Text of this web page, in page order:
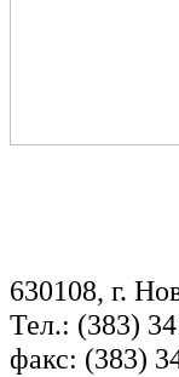
630108, г.
Тел.: (383)
факс: (383)